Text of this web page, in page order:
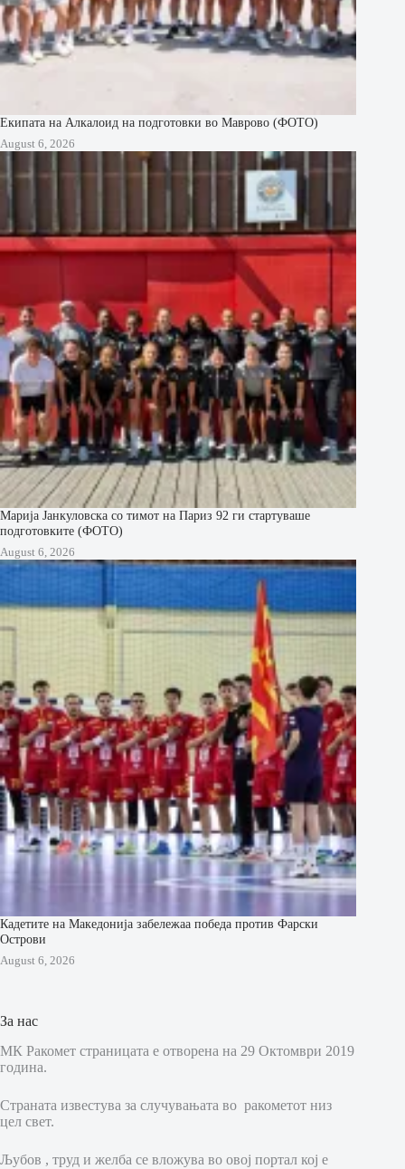
Екипата на Алкалоид на подготовки во Маврово (ФОТО)
August 6, 2026
Марија Јанкуловска со тимот на Париз 92 ги стартуваше
подготовките (ФОТО)
August 6, 2026
Кадетите на Македонија забележаа победа против Фарски
Острови
August 6, 2026
За нас
МК Ракомет страницата е отворена на 29 Октомври 2019
година.
Страната известува за случувањата во ракометот низ
цел свет.
Љубов , труд и желба се вложува во овој портал кој е